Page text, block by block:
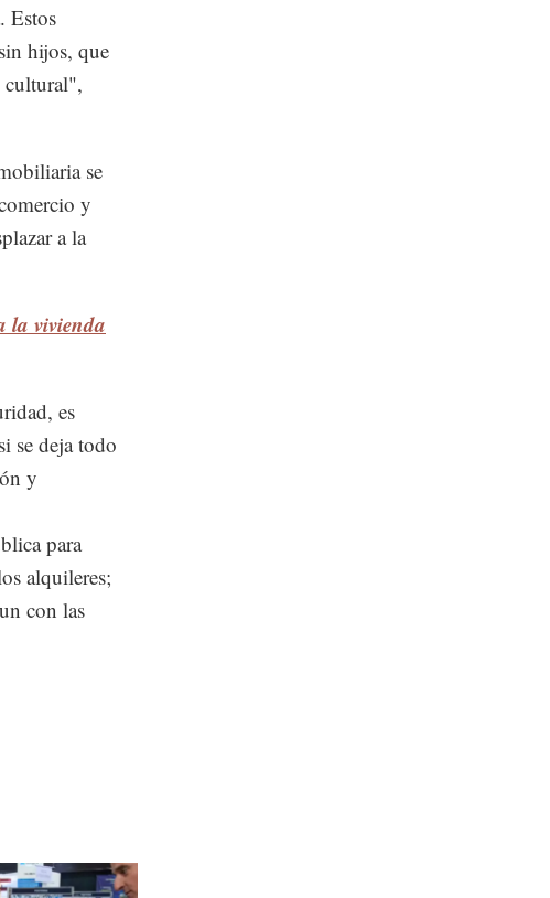
Estos
hijos, que
cultural",
se
y
a la
la vivienda
es
se deja todo
y
para
alquileres;
con las